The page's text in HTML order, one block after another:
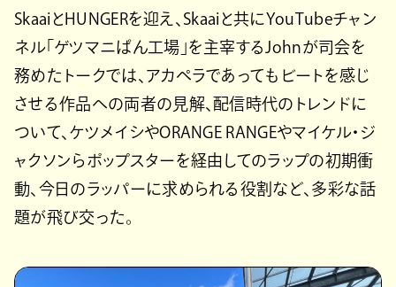
SkaaiとHUNGERを迎え、Skaaiと共にYouTubeチャン
ネル「ゲツマニぱん工場」を主宰するJohnが司会を
務めたトークでは、アカペラであってもビートを感じ
させる作品への両者の見解、配信時代のトレンドに
ついて、ケツメイシやORANGE RANGEやマイケル・ジ
ャクソンらポップスターを経由してのラップの初期衝
動、今日のラッパーに求められる役割など、多彩な話
題が飛び交った。